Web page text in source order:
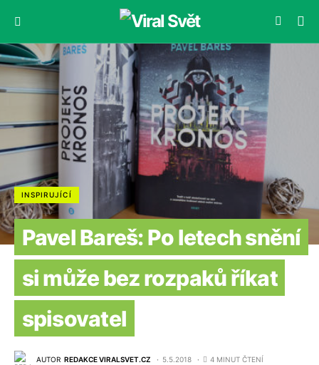
INSPIRUJÍCÍ
Pavel Bareš: Po letech snění
si může bez rozpaků říkat
spisovatel
AUTOR REDAKCE VIRALSVET.CZ 5.5.2018 4 MINUT ČTENÍ